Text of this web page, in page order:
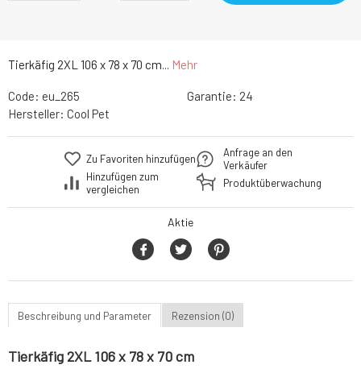
Tierkäfig 2XL 106 x 78 x 70 cm... Mehr
Code: eu_265 Garantie: 24
Hersteller: Cool Pet
Zu Favoriten hinzufügen
Hinzufügen zum
vergleichen
Anfrage an den
Verkäufer
Produktüberwachung
Aktie
Beschreibung und Parameter Rezension (0)
Tierkäfig 2XL 106 x 78 x 70 cm